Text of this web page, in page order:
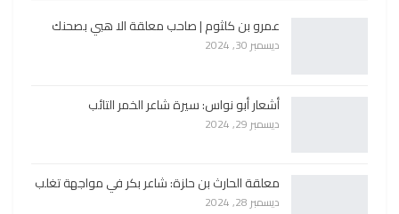
عمرو بن كلثوم | صاحب معلقة الا هبي بصحنك
ديسمبر 30, 2024
أشعار أبو نواس: سيرة شاعر الخمر التائب
ديسمبر 29, 2024
معلقة الحارث بن حلزة: شاعر بكر في مواجهة تغلب
ديسمبر 28, 2024